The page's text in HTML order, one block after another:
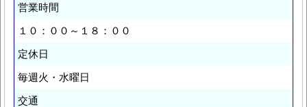
営業時間
１０：００～１８：００
定休日
毎週火・水曜日
交通